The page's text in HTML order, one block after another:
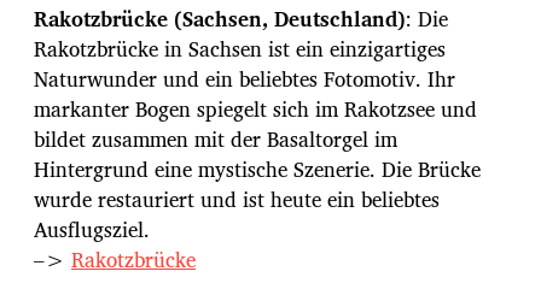
Rakotzbrücke (Sachsen, Deutschland): Die
Rakotzbrücke in Sachsen ist ein einzigartiges
Naturwunder und ein beliebtes Fotomotiv. Ihr
markanter Bogen spiegelt sich im Rakotzsee und
bildet zusammen mit der Basaltorgel im
Hintergrund eine mystische Szenerie. Die Brücke
wurde restauriert und ist heute ein beliebtes
Ausflugsziel.
–> Rakotzbrücke